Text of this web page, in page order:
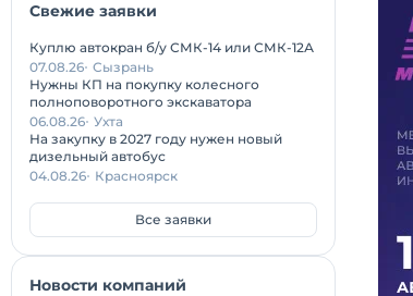
Свежие заявки
Куплю автокран б/у СМК-14 или СМК-12А
07.08.26 Сызрань
Нужны КП на покупку колесного
полноповоротного экскаватора
06.08.26 Ухта
На закупку в 2027 году нужен новый
дизельный автобус
04.08.26 Красноярск
Все заявки
Новости компаний